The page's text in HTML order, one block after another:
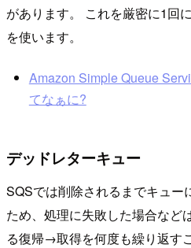
があります。 これを厳密に1回
を使います。
Amazon Simple Queue
てなぁに?
デッドレターキュー
SQSでは削除されるまでキュー
ため、処理に失敗した場合な
る復帰→取得を何度も繰り返す